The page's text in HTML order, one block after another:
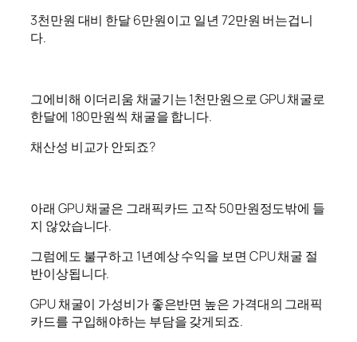
3천만원 대비 한달 6만원이고 일년 72만원 버는겁니
다.
그에비해 이더리움 채굴기는 1천만원으로 GPU 채굴로
한달에 180만원씩 채굴을 합니다.
채산성 비교가 안되죠?
아래 GPU 채굴은 그래픽카드 고작 50만원정도밖에 들
지 않았습니다.
그럼에도 불구하고 1년예상 수익을 보면 CPU 채굴 절
반이상됩니다.
GPU 채굴이 가성비가 좋은반면 높은 가격대의 그래픽
카드를 구입해야하는 부담을 갖게되죠.